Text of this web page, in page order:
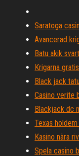
Saratoga
Avancerad
Batu akik
Krigarna
Black jack
Casino verite
Blackjack dc
Texas
Kasino nära
Spela casino